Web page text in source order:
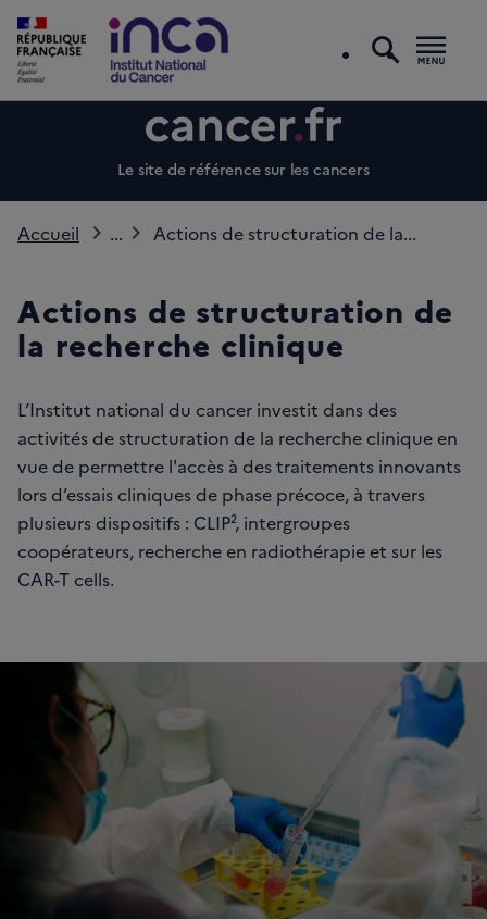
Le site de référence sur les cancers
Accueil ... Actions de structuration de la...
Actions de structuration de
la recherche clinique
L’Institut national du cancer investit dans des
activités de structuration de la recherche clinique en
vue de permettre l'accès à des traitements innovants
lors d’essais cliniques de phase précoce, à travers
plusieurs dispositifs : CLIP², intergroupes
coopérateurs, recherche en radiothérapie et sur les
CAR-T cells.